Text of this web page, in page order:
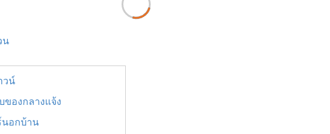
น
วน์
ของกลางแจ้ง
นอกบ้าน